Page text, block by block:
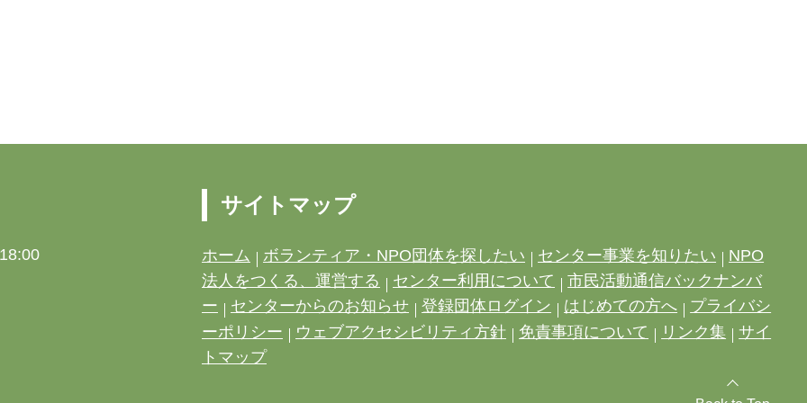
サイトマップ
ホーム ボランティア・NPO団体を探したい センター事業を知りたい
NPO
法人をつくる、運営する
センター利用について
市民活動通信バックナンバ
ー
センターからのお知らせ 登録団体ログイン はじめての方へ
プライバシ
ーポリシー
ウェブアクセシビリティ方針 免責事項について リンク集
サイ
トマップ